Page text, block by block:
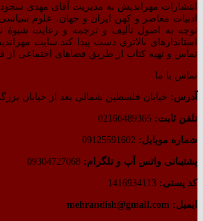
انتشارات مهراندیش به مدیریت آقای مهدی سجودی مقدم در تاریخ مردادماه سال ۱۳۷۷ بر اساس مجوز
ادبیات معاصر و کهن ایران و جهان، علوم
توجه به اصول تألیف و ترجمه و رعایت
تماس و تهیه کتاب از طریق فضاهای اجتماعی از
تماس با ما
آدرس: خیابان فلسطین شمالی بعد از خیابان
تلفن ثابت:
شماره موبایل:
پشتیبانی واتس آپ و تلگرام:
کد پستی:
ایمیل: mehrandish@gmail.com